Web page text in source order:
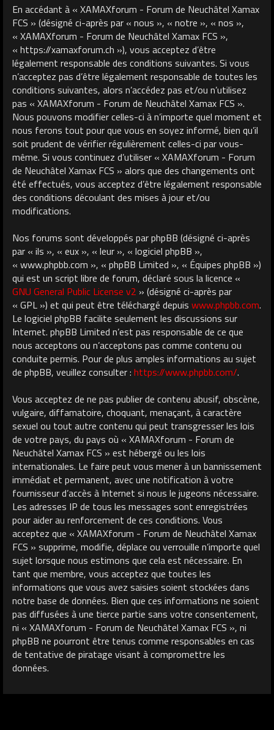
En accédant à « XAMAXforum - Forum de Neuchâtel Xamax
FCS » (désigné ci-après par « nous », « notre », « nos »,
« XAMAXforum - Forum de Neuchâtel Xamax FCS »,
« https://xamaxforum.ch »), vous acceptez d’être
légalement responsable des conditions suivantes. Si vous
n’acceptez pas d’être légalement responsable de toutes les
conditions suivantes, alors n’accédez pas et/ou n’utilisez
pas « XAMAXforum - Forum de Neuchâtel Xamax FCS ».
Nous pouvons modifier celles-ci à n’importe quel moment et
nous ferons tout pour que vous en soyez informé, bien qu’il
soit prudent de vérifier régulièrement celles-ci par vous-
même. Si vous continuez d’utiliser « XAMAXforum - Forum
de Neuchâtel Xamax FCS » alors que des changements ont
été effectués, vous acceptez d’être légalement responsable
des conditions découlant des mises à jour et/ou
modifications.
Nos forums sont développés par phpBB (désigné ci-après
par « ils », « eux », « leur », « logiciel phpBB »,
« www.phpbb.com », « phpBB Limited », « Équipes phpBB »)
qui est un script libre de forum, déclaré sous la licence «
GNU General Public License v2 » (désigné ci-après par
« GPL ») et qui peut être téléchargé depuis www.phpbb.com.
Le logiciel phpBB facilite seulement les discussions sur
Internet. phpBB Limited n’est pas responsable de ce que
nous acceptons ou n’acceptons pas comme contenu ou
conduite permis. Pour de plus amples informations au sujet
de phpBB, veuillez consulter : https://www.phpbb.com/.
Vous acceptez de ne pas publier de contenu abusif, obscène,
vulgaire, diffamatoire, choquant, menaçant, à caractère
sexuel ou tout autre contenu qui peut transgresser les lois
de votre pays, du pays où « XAMAXforum - Forum de
Neuchâtel Xamax FCS » est hébergé ou les lois
internationales. Le faire peut vous mener à un bannissement
immédiat et permanent, avec une notification à votre
fournisseur d’accès à Internet si nous le jugeons nécessaire.
Les adresses IP de tous les messages sont enregistrées
pour aider au renforcement de ces conditions. Vous
acceptez que « XAMAXforum - Forum de Neuchâtel Xamax
FCS » supprime, modifie, déplace ou verrouille n’importe quel
sujet lorsque nous estimons que cela est nécessaire. En
tant que membre, vous acceptez que toutes les
informations que vous avez saisies soient stockées dans
notre base de données. Bien que ces informations ne soient
pas diffusées à une tierce partie sans votre consentement,
ni « XAMAXforum - Forum de Neuchâtel Xamax FCS », ni
phpBB ne pourront être tenus comme responsables en cas
de tentative de piratage visant à compromettre les
données.